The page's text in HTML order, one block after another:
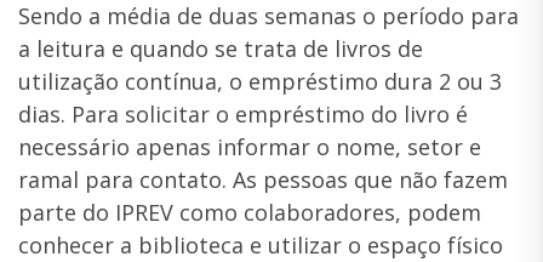
Sendo a média de duas semanas o período para
a leitura e quando se trata de livros de
utilização contínua, o empréstimo dura 2 ou 3
dias. Para solicitar o empréstimo do livro é
necessário apenas informar o nome, setor e
ramal para contato. As pessoas que não fazem
parte do IPREV como colaboradores, podem
conhecer a biblioteca e utilizar o espaço físico